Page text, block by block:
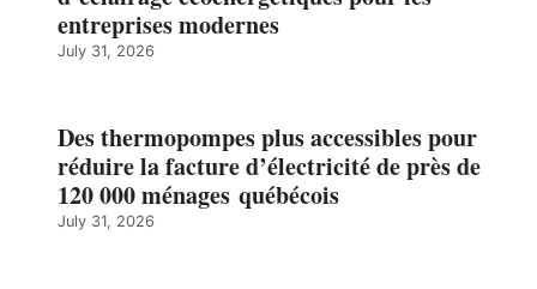
entreprises modernes
July 31, 2026
Des thermopompes plus accessibles pour
réduire la facture d’électricité de près de
120 000 ménages québécois
July 31, 2026